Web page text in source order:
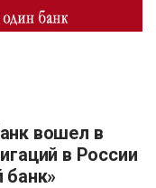
в России